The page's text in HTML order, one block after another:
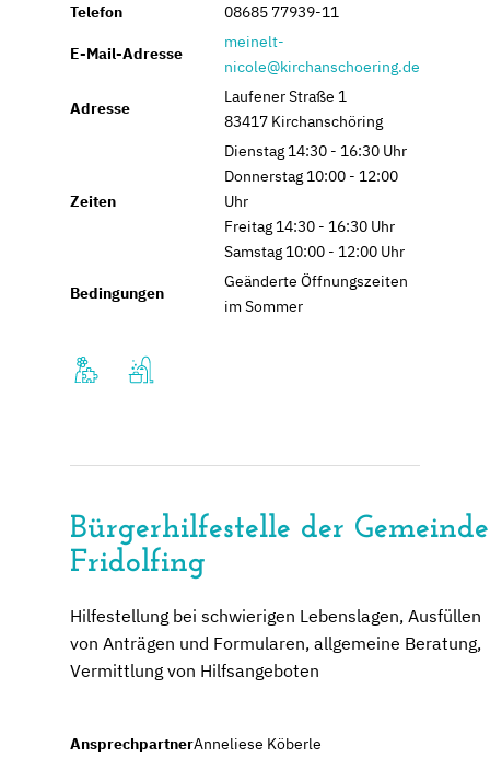
Telefon
08685 77939-11
E-Mail-Adresse
meinelt-
nicole@kirchanschoering.de
Adresse
Laufener Straße 1
83417 Kirchanschöring
Zeiten
Dienstag 14:30 - 16:30 Uhr
Donnerstag 10:00 - 12:00
Uhr
Freitag 14:30 - 16:30 Uhr
Samstag 10:00 - 12:00 Uhr
Bedingungen
Geänderte Öffnungszeiten
im Sommer
Bürgerhilfestelle der Gemeinde
Fridolfing
Hilfestellung bei schwierigen Lebenslagen, Ausfüllen
von Anträgen und Formularen, allgemeine Beratung,
Vermittlung von Hilfsangeboten
AnsprechpartnerAnneliese Köberle